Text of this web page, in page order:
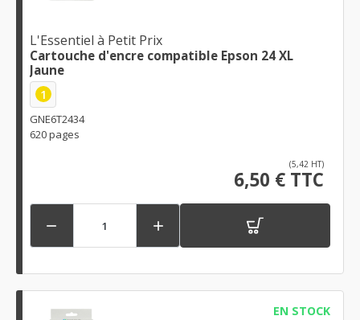
L'Essentiel à Petit Prix
Cartouche d'encre compatible Epson 24 XL
Jaune
1
GNE6T2434
620 pages
(5,42 HT)
6,50 € TTC
 
EN STOCK